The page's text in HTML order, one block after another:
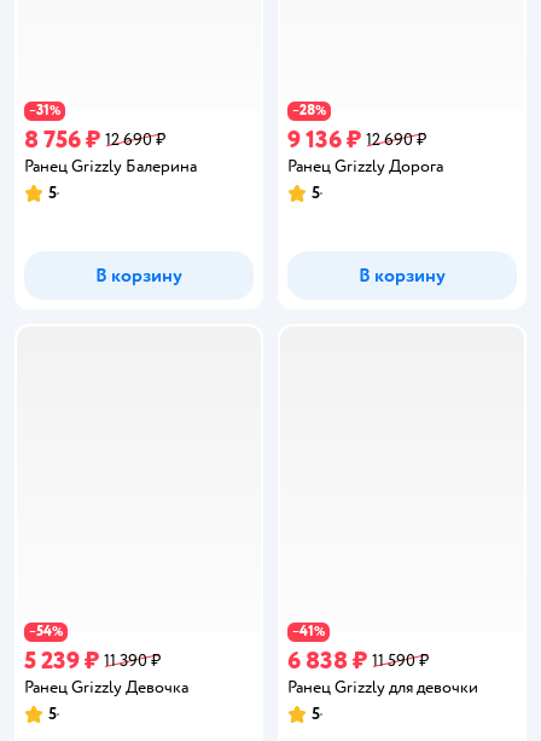
−31%
8 756 ₽ 12 690 ₽
Ранец Grizzly Балерина
Рейтинг:
5
В корзину
−28%
9 136 ₽ 12 690 ₽
Ранец Grizzly Дорога
Рейтинг:
5
В корзину
−54%
5 239 ₽ 11 390 ₽
Ранец Grizzly Девочка
Рейтинг:
5
−41%
6 838 ₽ 11 590 ₽
Ранец Grizzly для девочки
Рейтинг:
5